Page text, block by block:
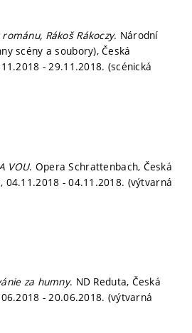
Rákoš Rákoczy. Národní
scény a soubory), Česká
- 29.11.2018. (scénická
VOU. Opera Schrattenbach, Česká
04.11.2018 - 04.11.2018. (výtvarná
za humny. ND Reduta, Česká
- 20.06.2018. (výtvarná